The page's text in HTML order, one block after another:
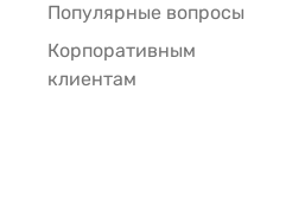
Популярные вопросы
Корпоративным
клиентам